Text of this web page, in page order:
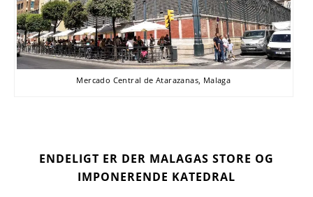
Mercado Central de Atarazanas, Malaga
ENDELIGT ER DER MALAGAS STORE OG
IMPONERENDE KATEDRAL